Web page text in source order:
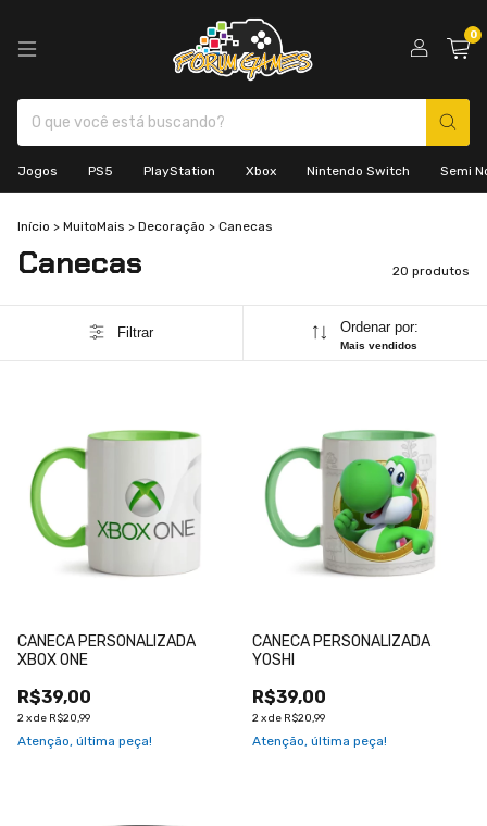
0
Jogos PS5 PlayStation Xbox Nintendo Switch Semi
Início > MuitoMais > Decoração > Canecas
Canecas 20 produtos
Filtrar Ordenar por:
Mais vendidos
CANECA PERSONALIZADA
XBOX ONE
R$39,00
2xde R$20,99
Atenção, última peça!
CANECA PERSONALIZADA
YOSHI
R$39,00
2xde R$20,99
Atenção, última peça!